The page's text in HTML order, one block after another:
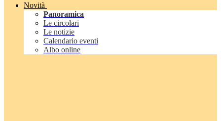
Novità
Panoramica
Le circolari
Le notizie
Calendario eventi
Albo online